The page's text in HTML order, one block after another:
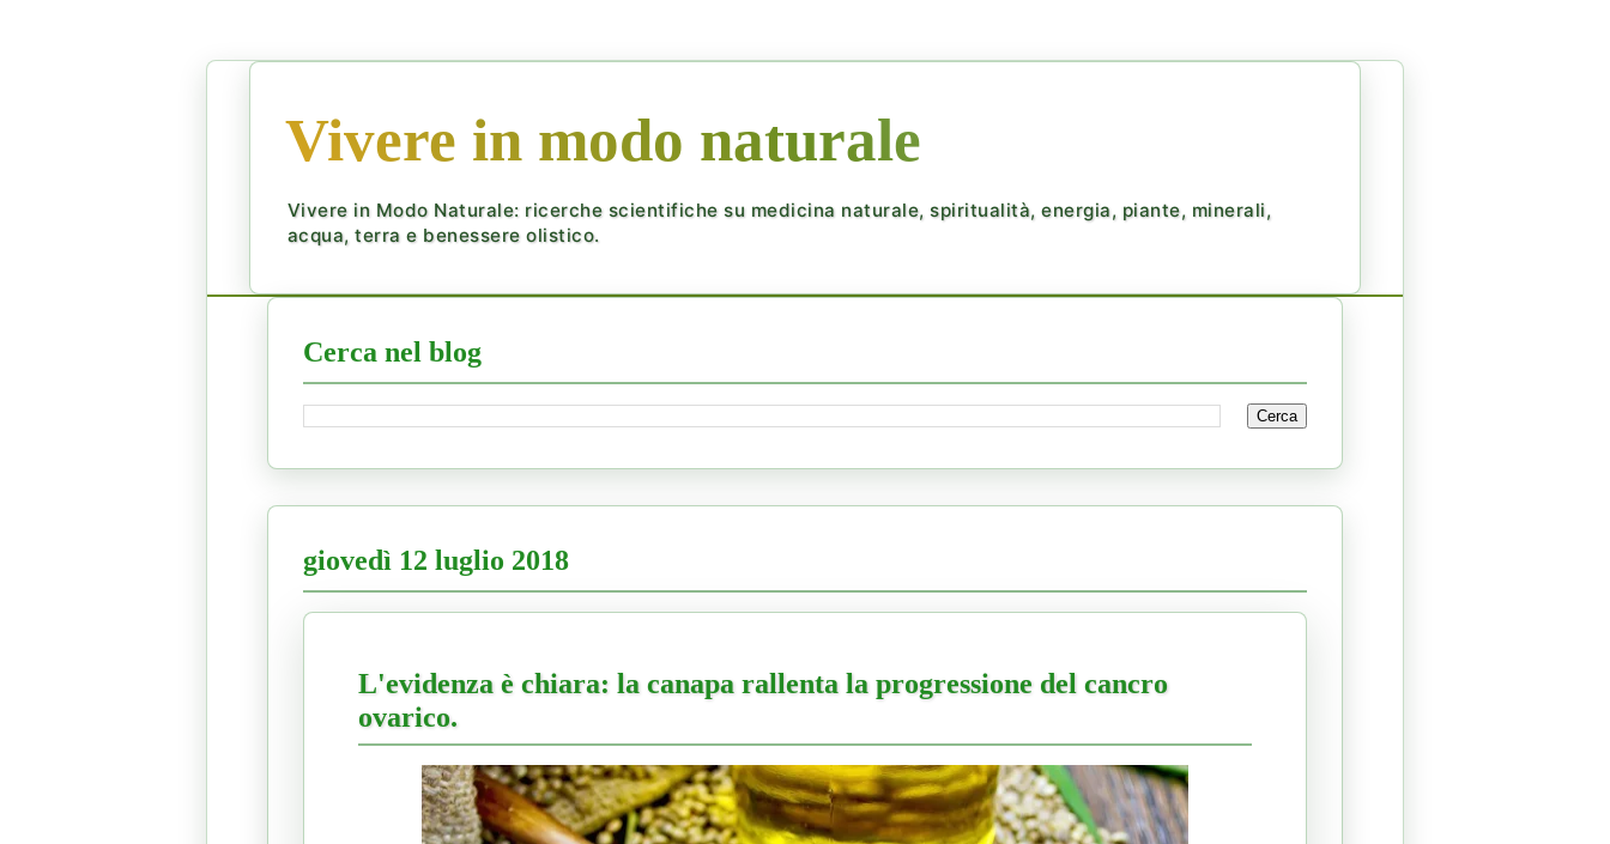
Vivere in modo naturale
Vivere in Modo Naturale: ricerche scientifiche su medicina naturale, spiritualità, energia, piante, minerali,
acqua, terra e benessere olistico.
Cerca nel blog
giovedì 12 luglio 2018
L'evidenza è chiara: la canapa rallenta la progressione del cancro
ovarico.